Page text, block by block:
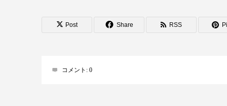
Post Share RSS
コメント: 0